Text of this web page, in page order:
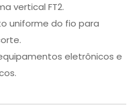
vertical FT2.
uniforme do fio para
eletrônicos e